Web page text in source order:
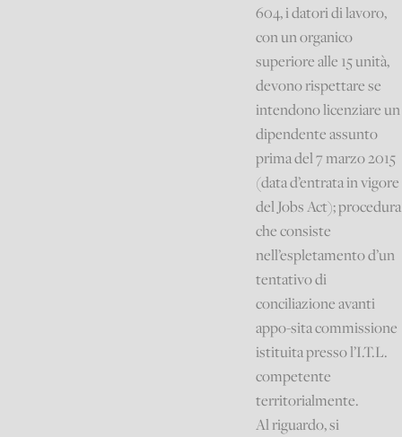
604, i datori di lavoro,
con un organico
superiore alle 15 unità,
devono rispettare se
intendono licenziare un
dipendente assunto
prima del 7 marzo 2015
(data d’entrata in vigore
del Jobs Act); procedura
che consiste
nell’espletamento d’un
tentativo di
conciliazione avanti
appo-sita commissione
istituita presso l’I.T.L.
competente
territorialmente.
Al riguardo, si